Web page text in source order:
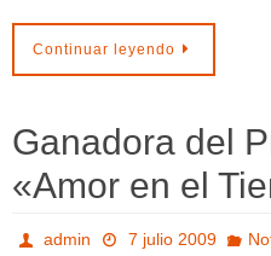
Continuar leyendo
Ganadora del
«Amor en el
admin 7 julio 2009